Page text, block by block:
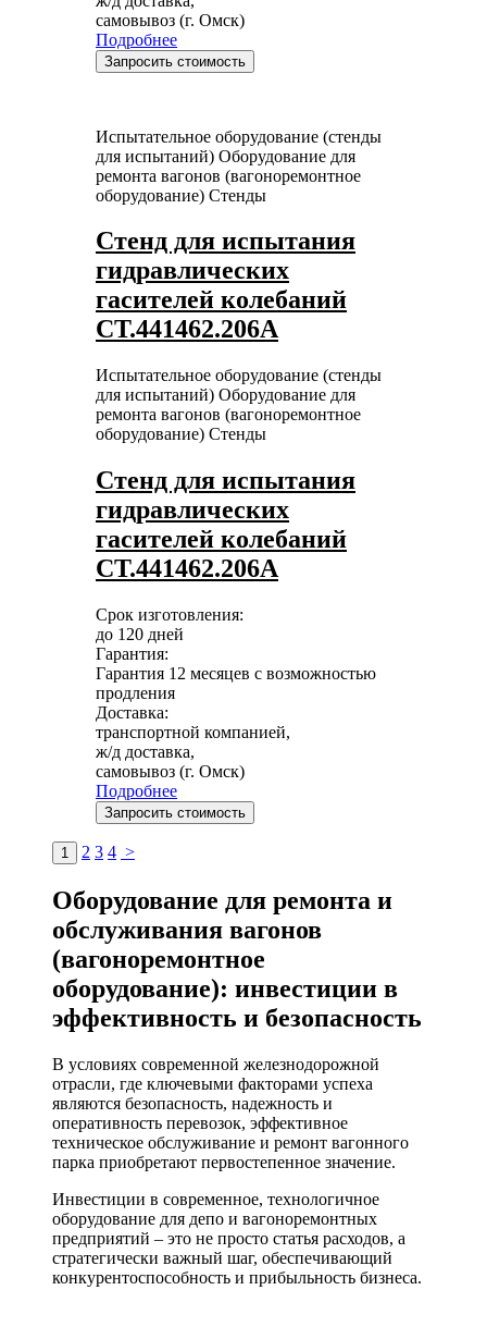
самовывоз (г. Омск)
Подробнее
Запросить стоимость
Испытательное оборудование (стенды
для испытаний) Оборудование для
ремонта вагонов (вагоноремонтное
оборудование) Стенды
Стенд для испытания
гидравлических
гасителей колебаний
СТ.441462.206А
Испытательное оборудование (стенды
для испытаний) Оборудование для
ремонта вагонов (вагоноремонтное
оборудование) Стенды
Стенд для испытания
гидравлических
гасителей колебаний
СТ.441462.206А
Срок изготовления:
до 120 дней
Гарантия:
Гарантия 12 месяцев с возможностью
продления
Доставка:
транспортной компанией,
ж/д доставка,
самовывоз (г. Омск)
Подробнее
Запросить стоимость
1 2 3 4 >
Оборудование для ремонта и
обслуживания вагонов
(вагоноремонтное
оборудование): инвестиции в
эффективность и безопасность
В условиях современной железнодорожной
отрасли, где ключевыми факторами успеха
являются безопасность, надежность и
оперативность перевозок, эффективное
техническое обслуживание и ремонт вагонного
парка приобретают первостепенное значение.
Инвестиции в современное, технологичное
оборудование для депо и вагоноремонтных
предприятий – это не просто статья расходов, а
стратегически важный шаг, обеспечивающий
конкурентоспособность и прибыльность бизнеса.